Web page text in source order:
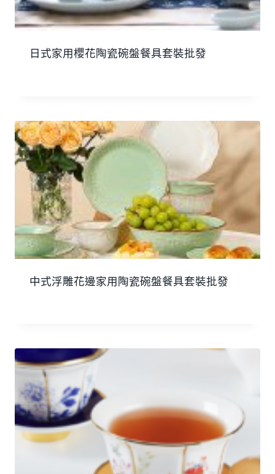
日式家用櫻花陶瓷碗盤餐具套裝批發
中式浮雕花邊家用陶瓷碗盤餐具套裝批發